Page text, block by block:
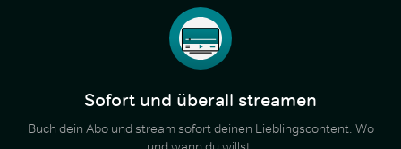
Sofort und überall streamen
Buch dein Abo und stream sofort deinen Lieblingscontent. Wo